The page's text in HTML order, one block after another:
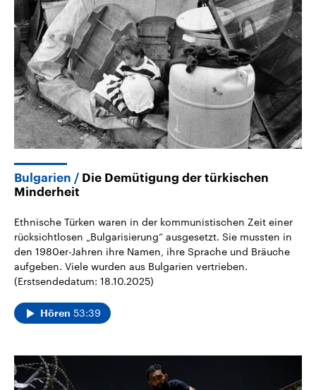
Bulgarien
Die Demütigung der türkischen
Minderheit
Ethnische Türken waren in der kommunistischen Zeit einer
rücksichtlosen „Bulgarisierung“ ausgesetzt. Sie mussten in
den 1980er-Jahren ihre Namen, ihre Sprache und Bräuche
aufgeben. Viele wurden aus Bulgarien vertrieben.
(Erstsendedatum: 18.10.2025)
Hören 53:39